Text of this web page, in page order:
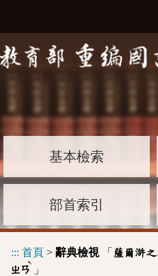
基本檢索
部首索引
::: 首頁 > 辭典檢視「 薩爾滸
ㄓㄢ
ˋ
」